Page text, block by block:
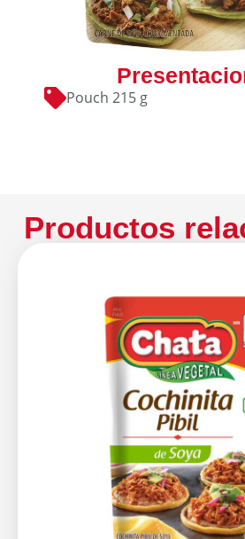
Pouch 215 g
Productos